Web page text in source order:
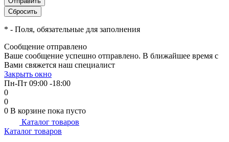
* - Поля, обязательные для заполнения
Сообщение отправлено
Ваше сообщение успешно отправлено. В ближайшее время с
Вами свяжется наш специалист
Закрыть окно
Пн-Пт 09:00 -18:00
0
0
0 В корзине пока пусто
Каталог товаров
Каталог товаров